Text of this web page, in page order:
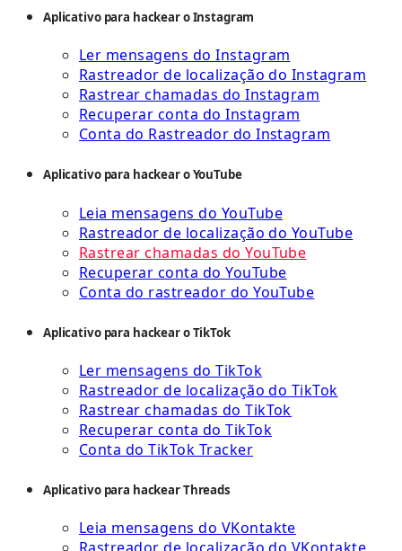
Aplicativo para hackear o Instagram
Ler mensagens do Instagram
Rastreador de localização do Instagram
Rastrear chamadas do Instagram
Recuperar conta do Instagram
Conta do Rastreador do Instagram
Aplicativo para hackear o YouTube
Leia mensagens do YouTube
Rastreador de localização do YouTube
Rastrear chamadas do YouTube
Recuperar conta do YouTube
Conta do rastreador do YouTube
Aplicativo para hackear o TikTok
Ler mensagens do TikTok
Rastreador de localização do TikTok
Rastrear chamadas do TikTok
Recuperar conta do TikTok
Conta do TikTok Tracker
Aplicativo para hackear Threads
Leia mensagens do VKontakte